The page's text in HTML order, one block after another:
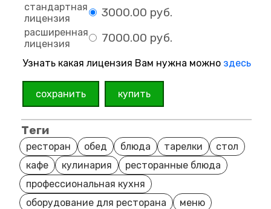
стандартная
лицензия
3000.00 руб.
расширенная
лицензия
7000.00 руб.
Узнать какая лицензия Вам нужна можно здесь
сохранить купить
Теги
ресторан обед блюда тарелки
стол
кафе
кулинария
ресторанные блюда
профессиональная кухня
оборудование для ресторана
меню